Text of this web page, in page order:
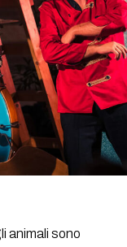
animali sono